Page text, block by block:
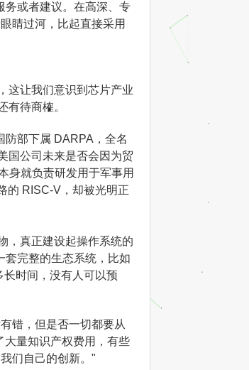
务或者建议。在高深、专
睛过河，比起直接采用
这让我们意识到芯片产业
待商榷。
防部下属 DARPA，全名
国公司未来是否会因为贸
身就负责研发用于军事用
的 RISC-V，却被光明正
，真正建设起操作系统的
套完整的生态系统，比如
时间，没有人可以预
错，但是否一切都要从
量知识产权费用，有些
们自己的创新。"